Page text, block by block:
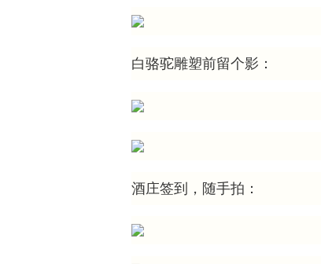
白骆驼雕塑前留个影：
酒庄签到，随手拍：